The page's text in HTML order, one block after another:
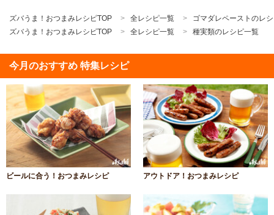
ズバうま！おつまみレシピTOP 全レシピ一覧
ゴマダレペーストのレ
ズバうま！おつまみレシピTOP
全レシピ一覧 種実類のレシピ一覧
今月のおすすめ 特集レシピ
ビールに合う！おつまみレシピ アウトドア！おつまみレシピ